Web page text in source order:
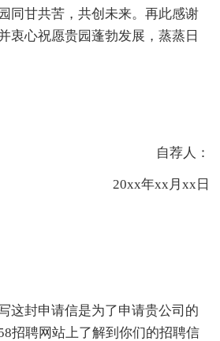
同甘共苦，共创未来。再此感谢
衷心祝愿贵园蓬勃发展，蒸蒸日
自荐人：
20xx年xx月xx日
封申请信是为了申请贵公司的
招聘网站上了解到你们的招聘信